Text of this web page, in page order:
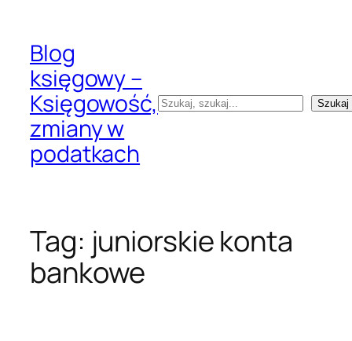
treściBlog
księgowy –
Księgowość,
zmiany w
podatkach
Szukaj Szukaj
Tag: juniorskie konta
bankowe